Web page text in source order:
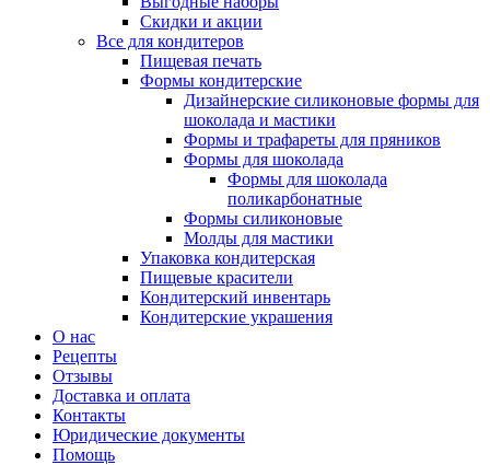
Скидки и акции
Все для кондитеров
Пищевая печать
Формы кондитерские
Дизайнерские силиконовые формы для
шоколада и мастики
Формы и трафареты для пряников
Формы для шоколада
Формы для шоколада
поликарбонатные
Формы силиконовые
Молды для мастики
Упаковка кондитерская
Пищевые красители
Кондитерский инвентарь
Кондитерские украшения
О нас
Рецепты
Отзывы
Доставка и оплата
Контакты
Юридические документы
Помощь